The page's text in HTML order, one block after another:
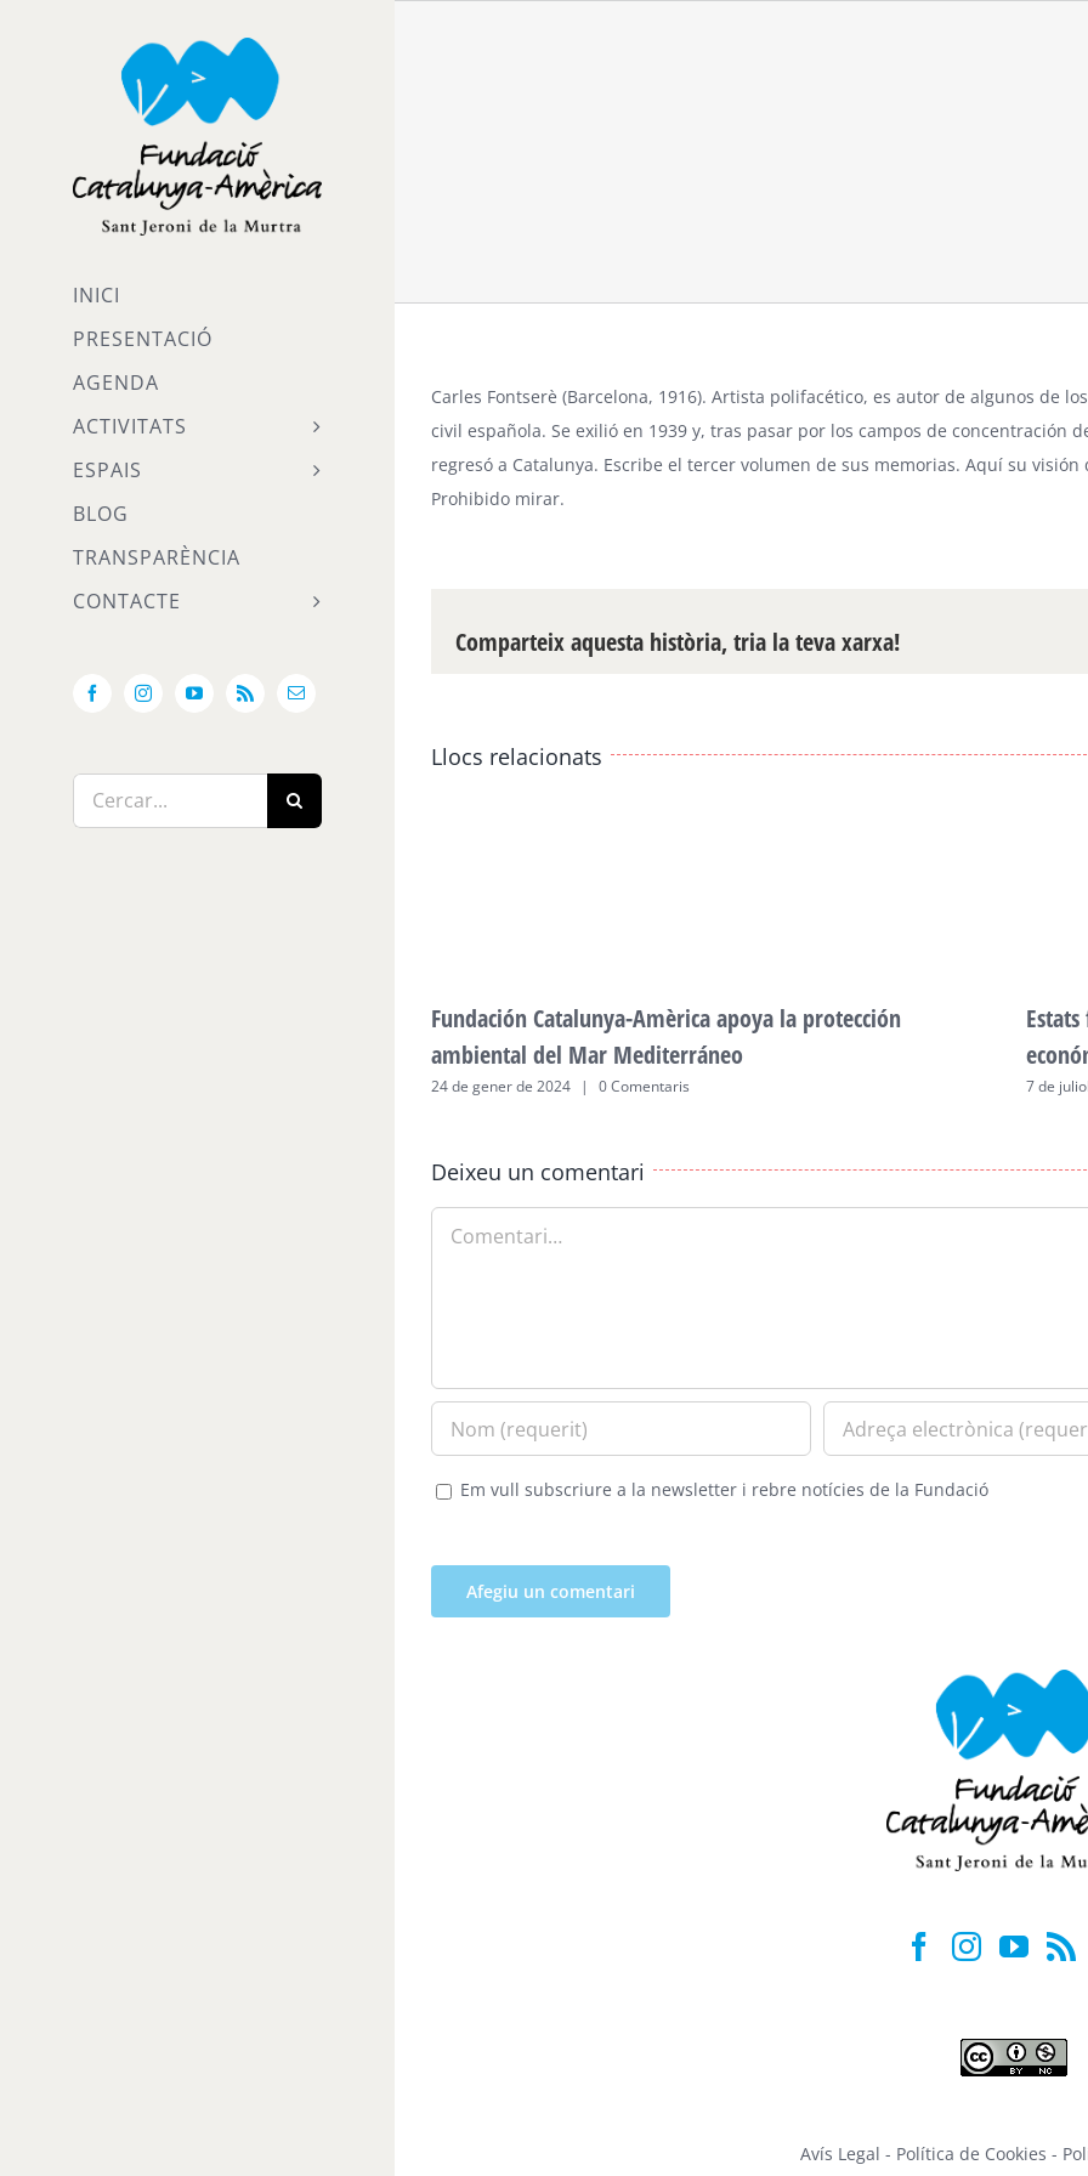
INICI
PRESENTACIÓ
AGENDA
ACTIVITATS
ESPAIS
BLOG
TRANSPARÈNCIA
CONTACTE
FacebookInstagramYouTube
Rss Email:
Cerca
…
Carles Fontserè (Barcelona, 1916). Artista polifacético, es autor de algunos de
civil española. Se exilió en 1939 y, tras pasar por los campos de concentración
regresó a Catalunya. Escribe el tercer volumen de sus memorias. Aquí su
Prohibido mirar.
Comparteix aquesta història, tria la teva xarxa!
Llocs relacionats
Fundación Catalunya-Amèrica apoya la protección
ambiental del Mar Mediterráneo
24 de gener de 2024 | 0 Comentaris 7 de
Deixeu un comentari
Em vull subscriure a la newsletter i rebre notícies de la Fundació
Avís Legal - Política de Cookies -